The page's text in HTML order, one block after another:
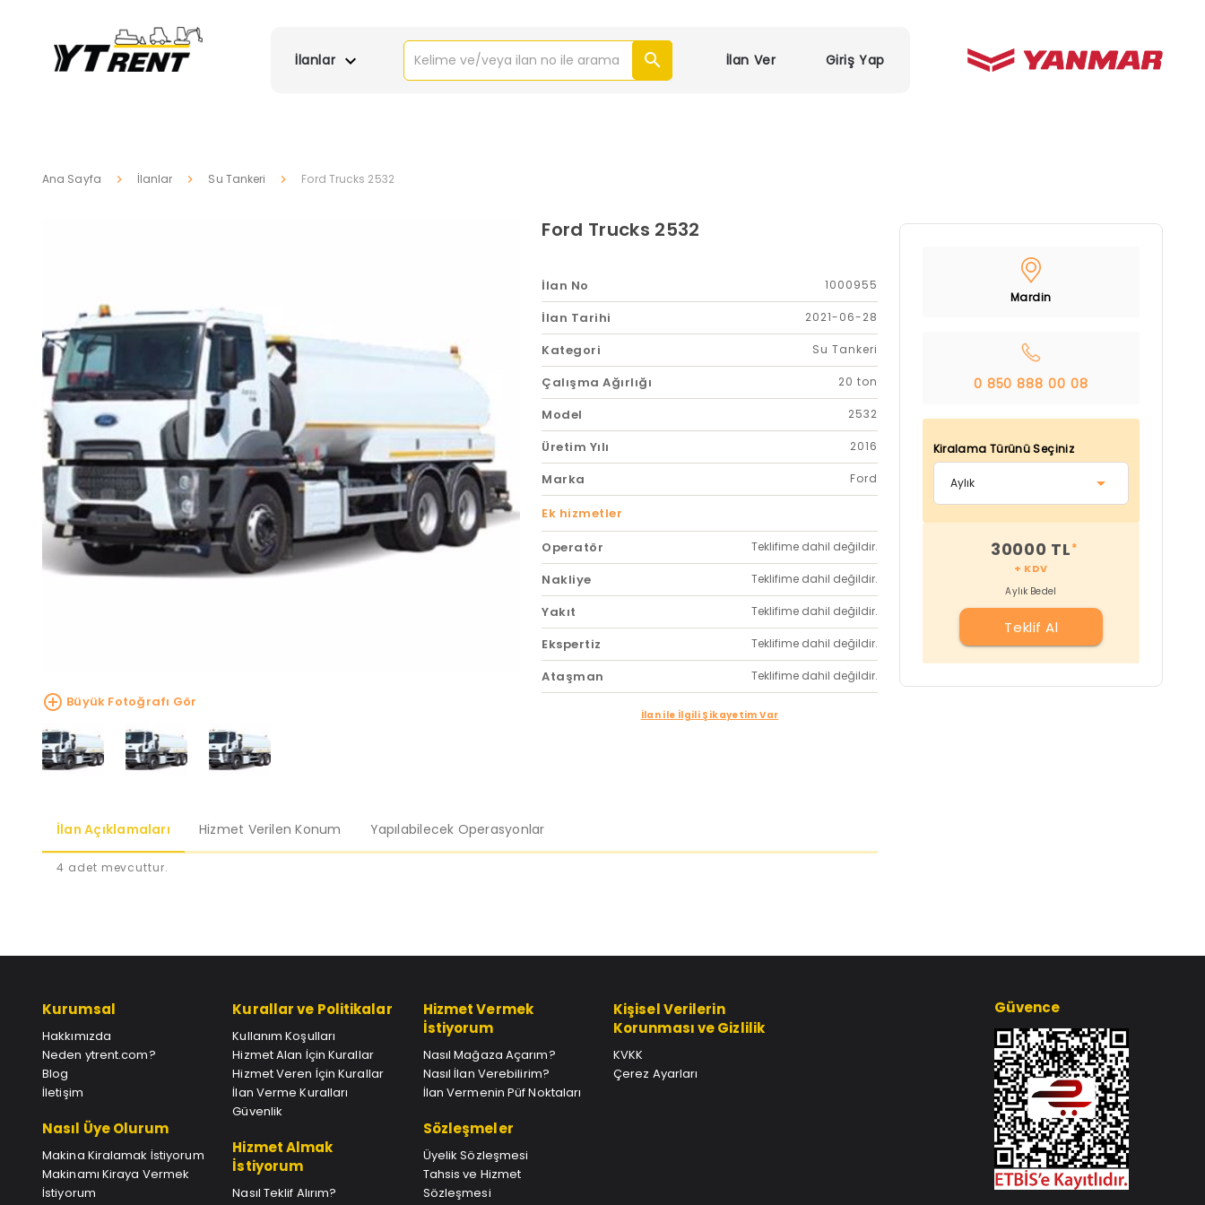
İlanlar İlan Ver Giriş Yap
Ana Sayfa İlanlar Su Tankeri Ford Trucks 2532
Büyük Fotoğrafı Gör
Ford Trucks 2532
İlan No 1000955
İlan Tarihi 2021-06-28
Kategori Su Tankeri
Çalışma Ağırlığı 20 ton
Model 2532
Üretim Yılı 2016
Marka Ford
Ek hizmetler
Operatör
Teklifime dahil değildir.
Nakliye Teklifime dahil değildir.
Yakıt Teklifime dahil değildir.
Ekspertiz Teklifime dahil değildir.
Ataşman Teklifime dahil değildir.
İlan ile İlgili Şikayetim Var
İlan Açıklamaları Hizmet Verilen Konum Yapılabilecek Operasyonlar
4 adet mevcuttur.
Mardin
0 850 888 00 08
Kiralama Türünü Seçiniz
30000 TL*
+ KDV
Aylık Bedel
Teklif Al
Kurumsal
Hakkımızda
Neden ytrent.com?
Blog
İletişim
Nasıl Üye Olurum
Makina Kiralamak İstiyorum
Makinamı Kiraya Vermek
İstiyorum
Kurallar ve Politikalar
Kullanım Koşulları
Hizmet Alan İçin Kurallar
Hizmet Veren İçin Kurallar
İlan Verme Kuralları
Güvenlik
Hizmet Almak
İstiyorum
Nasıl Teklif Alırım?
Hizmet Vermek
İstiyorum
Nasıl Mağaza Açarım?
Nasıl İlan Verebilirim?
İlan Vermenin Püf Noktaları
Sözleşmeler
Üyelik Sözleşmesi
Tahsis ve Hizmet
Sözleşmesi
Kişisel Verilerin
Korunması ve Gizlilik
KVKK
Çerez Ayarları
Güvence